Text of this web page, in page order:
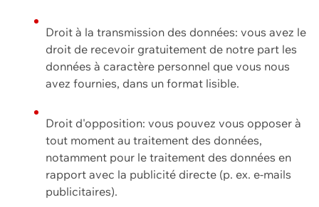
Droit à la transmission des données: vous avez le
droit de recevoir gratuitement de notre part les
données à caractère personnel que vous nous
avez fournies, dans un format lisible.
Droit d'opposition: vous pouvez vous opposer à
tout moment au traitement des données,
notamment pour le traitement des données en
rapport avec la publicité directe (p. ex. e-mails
publicitaires).